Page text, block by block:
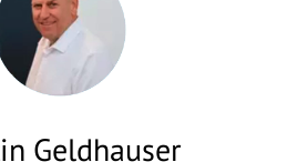
Geldhauser